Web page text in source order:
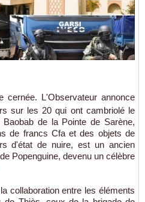
cernée. L'Observateur annonce
sur les 20 qui ont cambriolé le
de la Pointe de Sarène,
de francs Cfa et des objets de
d'état de nuire, est un ancien
Popenguine, devenu un célèbre
collaboration entre les éléments